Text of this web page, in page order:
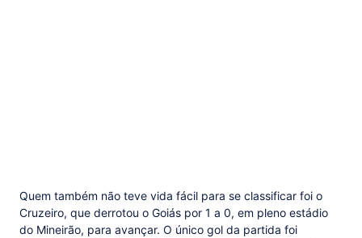
Quem também não teve vida fácil para se classificar foi o
Cruzeiro, que derrotou o Goiás por 1 a 0, em pleno estádio
do Mineirão, para avançar. O único gol da partida foi